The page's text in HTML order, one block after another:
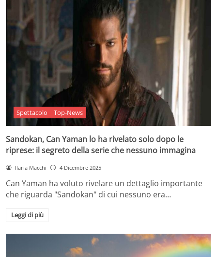
Spettacolo Top-News
Sandokan, Can Yaman lo ha rivelato solo dopo le
riprese: il segreto della serie che nessuno immagina
Ilaria Macchi 4 Dicembre 2025
Can Yaman ha voluto rivelare un dettaglio importante
che riguarda "Sandokan" di cui nessuno era…
Leggi di più